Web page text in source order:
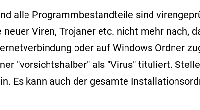
alle Programmbestandteile sind
neuer Viren, Trojaner etc. nicht mehr nach,
oder auf Windows Ordner
"vorsichtshalber" als "Virus" tituliert.
Es kann auch der gesamte